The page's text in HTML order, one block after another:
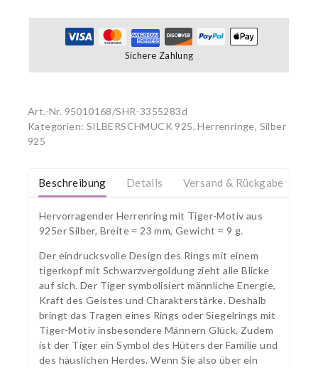
Sichere Zahlung
Art.-Nr. 95010168/SHR-3355283d
Kategorien: SILBERSCHMUCK 925,Herrenringe, Silber
925
Beschreibung Details Versand & Rückgabe
Hervorragender Herrenring mit Tiger-Motiv aus
925er Silber, Breite ≈ 23 mm, Gewicht ≈ 9 g.
Der eindrucksvolle Design des Rings mit einem
tigerkopf mit Schwarzvergoldung zieht alle Blicke
auf sich. Der Tiger symbolisiert männliche Energie,
Kraft des Geistes und Charakterstärke. Deshalb
bringt das Tragen eines Rings oder Siegelrings mit
Tiger-Motiv insbesondere Männern Glück. Zudem
ist der Tiger ein Symbol des Hüters der Familie und
des häuslichen Herdes. Wenn Sie also über ein